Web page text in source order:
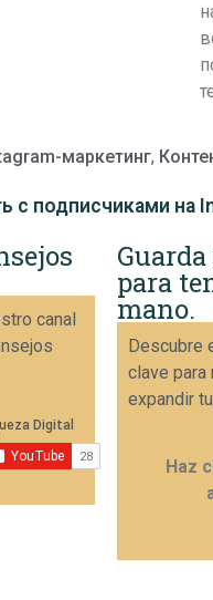
маркетинг,
canal
para
mano.
Descubre
clave para
expandir
Haz